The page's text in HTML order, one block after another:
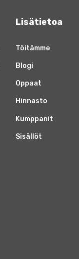
Lisätietoa
Töitämme
Blogi
Oppaat
Hinnasto
Kumppanit
Sisällöt